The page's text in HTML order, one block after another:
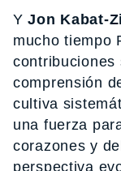
YJon Kabat-
mucho tiempo
contribuciones
comprensión
cultiva
una fuerza
corazones y
perspectiva